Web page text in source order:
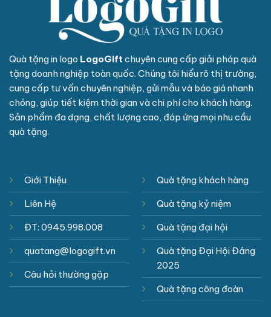
Quà tặng in logo LogoGift chuyên cung cấp giải pháp quà
tặng doanh nghiệp toàn quốc. Chúng tôi hiểu rõ thị trường,
cung cấp tư vấn chuyên nghiệp, gửi mẫu và báo giá nhanh
chóng, giúp tiết kiệm thời gian và chi phí cho khách hàng.
Sản phẩm đa dạng, chất lượng cao, đáp ứng mọi nhu cầu
quà tặng.
Giới Thiệu
Liên Hệ
ĐT: 0945.998.008
quatang@logogift.vn
Câu hỏi thường gặp
Quà tặng khách hàng
Quà tặng kỷ niệm
Quà tặng đại hội
Quà tặng Đại Hội Đảng
2025
Quà tặng công đoàn